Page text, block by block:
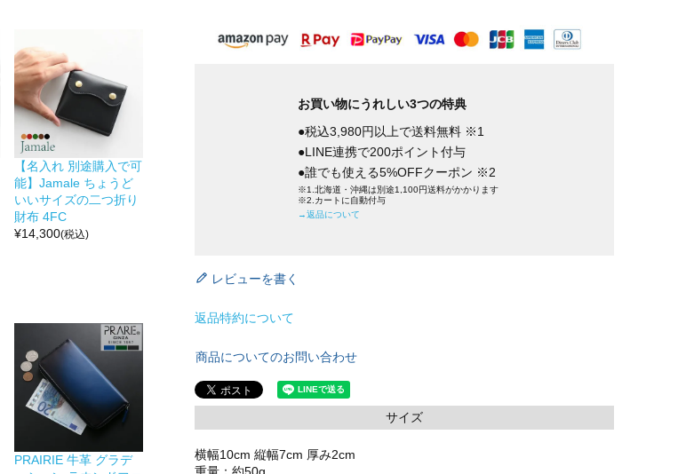
【名入れ 別途購入で可
能】Jamale ちょうど
いいサイズの二つ折り
財布 4FC
¥14,300(税込)
PRAIRIE 牛革 グラデ
お買い物にうれしい3つの特典
●税込3,980円以上で送料無料 ※1
●LINE連携で200ポイント付与
●誰でも使える5%OFFクーポン ※2
※1.北海道・沖縄は別途1,100円送料がかかります
※2.カートに自動付与
→返品について
レビューを書く
返品特約について
商品についてのお問い合わせ
サイズ
横幅10cm 縦幅7cm 厚み2cm
重量：約50g